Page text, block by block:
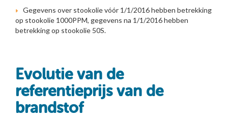
Gegevens over stookolie vóór 1/1/2016 hebben betrekking
op stookolie 1000PPM, gegevens na 1/1/2016 hebben
betrekking op stookolie 50S.
Evolutie van de
referentieprijs van de
brandstof